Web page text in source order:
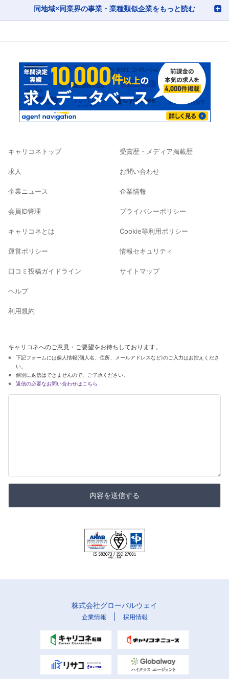
同地域×同業界の事業・業種類似企業をもっと読む
キャリコネトップ
求人
企業ニュース
会員ID管理
キャリコネとは
運営ポリシー
口コミ投稿ガイドライン
ヘルプ
利用規約
受賞歴・メディア掲載歴
お問い合わせ
企業情報
プライバシーポリシー
Cookie等利用ポリシー
情報セキュリティ
サイトマップ
キャリコネへのご意見・ご要望をお待ちしております。
下記フォームには個人情報(個人名、住所、メールアドレスなど)のご入力はお控えくださ
い。
個別に返信はできませんので、ご了承ください。
返信の必要なお問い合わせはこちら
内容を送信する
株式会社グローバルウェイ
企業情報 採用情報